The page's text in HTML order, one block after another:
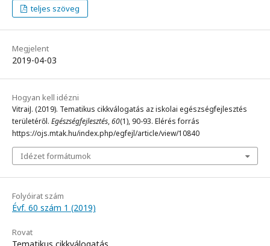
teljes szöveg
Megjelent
2019-04-03
Hogyan kell idézni
VitraiJ. (2019). Tematikus cikkválogatás az iskolai egészségfejlesztés
területéről. Egészségfejlesztés,60(1), 90-93. Elérés forrás
https://ojs.mtak.hu/index.php/egfejl/article/view/10840
Idézet formátumok
Folyóirat szám
Évf. 60 szám 1 (2019)
Rovat